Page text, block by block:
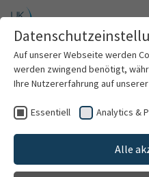
Zum Hauptinhalt
Patienten & Besucher
Kliniken & Institute
Dorothea
Auf unserer Webseite werden
werden zwingend benötigt,
Ihre Nutzererfahrung auf
Essentiell Analytics &
Alle